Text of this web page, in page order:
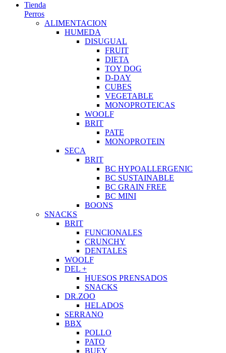
Tienda
Perros
ALIMENTACION
HUMEDA
DISUGUAL
FRUIT
DIETA
TOY DOG
D-DAY
CUBES
VEGETABLE
MONOPROTEICAS
WOOLF
BRIT
PATE
MONOPROTEIN
SECA
BRIT
BC HYPOALLERGENIC
BC SUSTAINABLE
BC GRAIN FREE
BC MINI
BOONS
SNACKS
BRIT
FUNCIONALES
CRUNCHY
DENTALES
WOOLF
DEL +
HUESOS PRENSADOS
SNACKS
DR.ZOO
HELADOS
SERRANO
BBX
POLLO
PATO
BUEY